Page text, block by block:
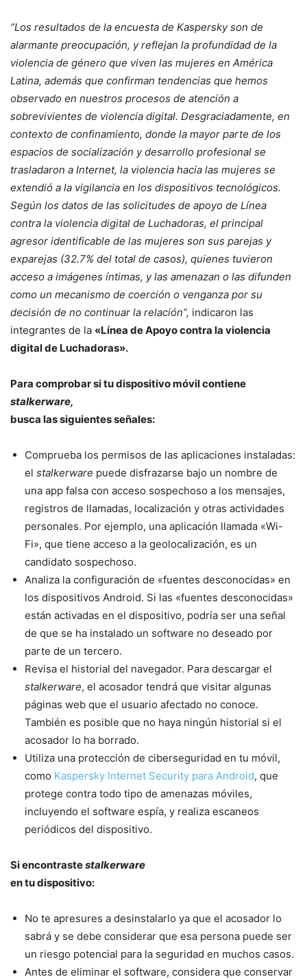
“Los resultados de la encuesta de Kaspersky son de
alarmante preocupación, y reflejan la profundidad de la
violencia de género que viven las mujeres en América
Latina, además que confirman tendencias que hemos
observado en nuestros procesos de atención a
sobrevivientes de violencia digital. Desgraciadamente, en
contexto de confinamiento, donde la mayor parte de los
espacios de socialización y desarrollo profesional se
trasladaron a Internet, la violencia hacia las mujeres se
extendió a la vigilancia en los dispositivos tecnológicos.
Según los datos de las solicitudes de apoyo de Línea
contra la violencia digital de Luchadoras, el principal
agresor identificable de las mujeres son sus parejas y
exparejas (32.7% del total de casos), quienes tuvieron
acceso a imágenes íntimas, y las amenazan o las difunden
como un mecanismo de coerción o venganza por su
decisión de no continuar la relación”, indicaron las
integrantes de la «Línea de Apoyo contra la violencia
digital de Luchadoras».
Para comprobar si tu dispositivo móvil contiene
stalkerware,
busca las siguientes señales:
Comprueba los permisos de las aplicaciones instaladas:
el stalkerware puede disfrazarse bajo un nombre de
una app falsa con acceso sospechoso a los mensajes,
registros de llamadas, localización y otras actividades
personales. Por ejemplo, una aplicación llamada «Wi-
Fi», que tiene acceso a la geolocalización, es un
candidato sospechoso.
Analiza la configuración de «fuentes desconocidas» en
los dispositivos Android. Si las «fuentes desconocidas»
están activadas en el dispositivo, podría ser una señal
de que se ha instalado un software no deseado por
parte de un tercero.
Revisa el historial del navegador. Para descargar el
stalkerware, el acosador tendrá que visitar algunas
páginas web que el usuario afectado no conoce.
También es posible que no haya ningún historial si el
acosador lo ha borrado.
Utiliza una protección de ciberseguridad en tu móvil,
como Kaspersky Internet Security para Android, que
protege contra todo tipo de amenazas móviles,
incluyendo el software espía, y realiza escaneos
periódicos del dispositivo.
Si encontrastestalkerware
en tu dispositivo:
No te apresures a desinstalarlo ya que el acosador lo
sabrá y se debe considerar que esa persona puede ser
un riesgo potencial para la seguridad en muchos casos.
Antes de eliminar el software, considera que conservar